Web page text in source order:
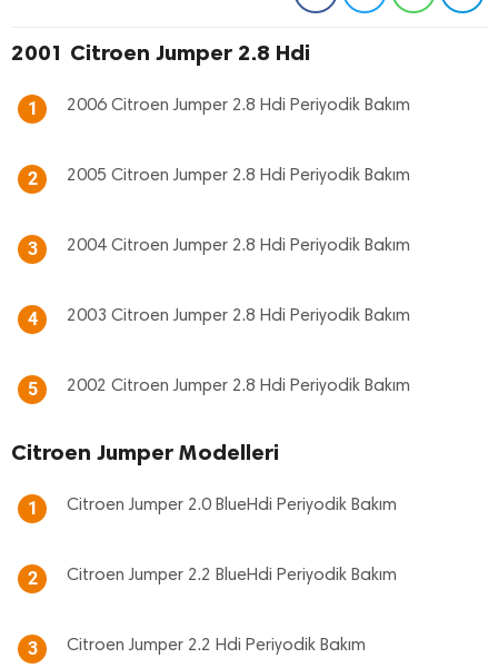
2001 Citroen Jumper 2.8 Hdi
1 2006 Citroen Jumper 2.8 Hdi Periyodik Bakım
2 2005 Citroen Jumper 2.8 Hdi Periyodik Bakım
3 2004 Citroen Jumper 2.8 Hdi Periyodik Bakım
4 2003 Citroen Jumper 2.8 Hdi Periyodik Bakım
5 2002 Citroen Jumper 2.8 Hdi Periyodik Bakım
Citroen Jumper Modelleri
1 Citroen Jumper 2.0 BlueHdi Periyodik Bakım
2 Citroen Jumper 2.2 BlueHdi Periyodik Bakım
3 Citroen Jumper 2.2 Hdi Periyodik Bakım